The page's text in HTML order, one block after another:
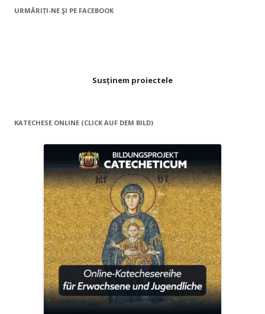
URMĂRIȚI-NE ŞI PE FACEBOOK
Susținem proiectele
KATECHESE ONLINE (CLICK AUF DEM BILD)